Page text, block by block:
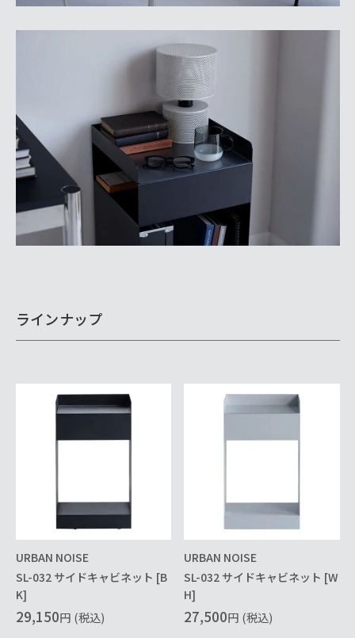
ラインナップ
URBAN NOISE
SL-032 サイドキャビネット [B
K]
29,150円 (税込)
URBAN NOISE
SL-032 サイドキャビネット [W
H]
27,500円 (税込)